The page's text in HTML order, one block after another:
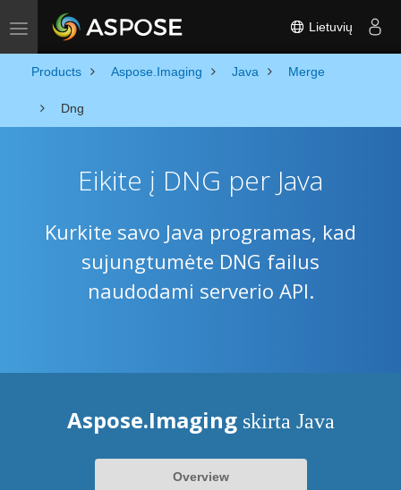
Toggle navigation Lietuvių
Products Aspose.Imaging Java Merge
Dng
Eikite į DNG per Java
Kurkite savo Java programas, kad
sujungtumėte DNG failus
naudodami serverio API.
Aspose.Imaging skirta Java
Overview